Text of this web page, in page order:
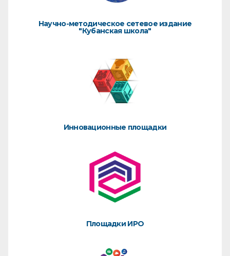
Научно-методическое сетевое издание
"Кубанская школа"
Инновационные площадки
Площадки ИРО